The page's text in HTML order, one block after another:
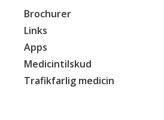
Brochurer
Links
Apps
Medicintilskud
Trafikfarlig medicin